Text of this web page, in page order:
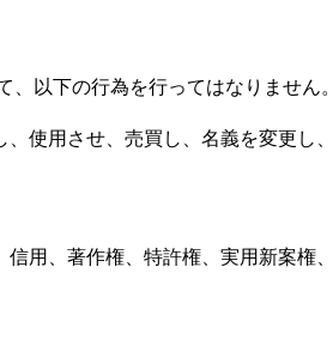
以下の行為を行ってはなりません。
使用させ、売買し、名義を変更し
用、著作権、特許権、実用新案権